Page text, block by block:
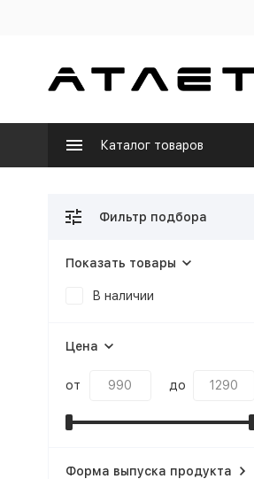
Каталог товаров
Фильтр подбора
Показать товары
В наличии
Цена
от до
Форма выпуска продукта